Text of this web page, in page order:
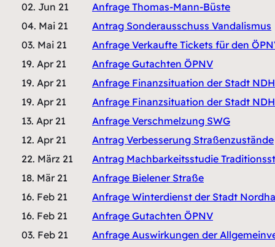
02. Jun 21
Anfrage Thomas-Mann-Büste
04. Mai 21
Antrag Sonderausschuss Vandalismus
03. Mai 21
Anfrage Verkaufte Tickets für den
19. Apr 21
Anfrage Gutachten ÖPNV
19. Apr 21
Anfrage Finanzsituation der Stadt NDH
19. Apr 21
Anfrage Finanzsituation der Stadt NDH
13. Apr 21
Anfrage Verschmelzung SWG
12. Apr 21
Antrag Verbesserung Straßenzustände
22. März 21
Antrag Machbarkeitsstudie
18. Mär 21
Anfrage Bielener Straße
16. Feb 21
Anfrage Winterdienst der Stadt
16. Feb 21
Anfrage Gutachten ÖPNV
03. Feb 21
Anfrage Auswirkungen der